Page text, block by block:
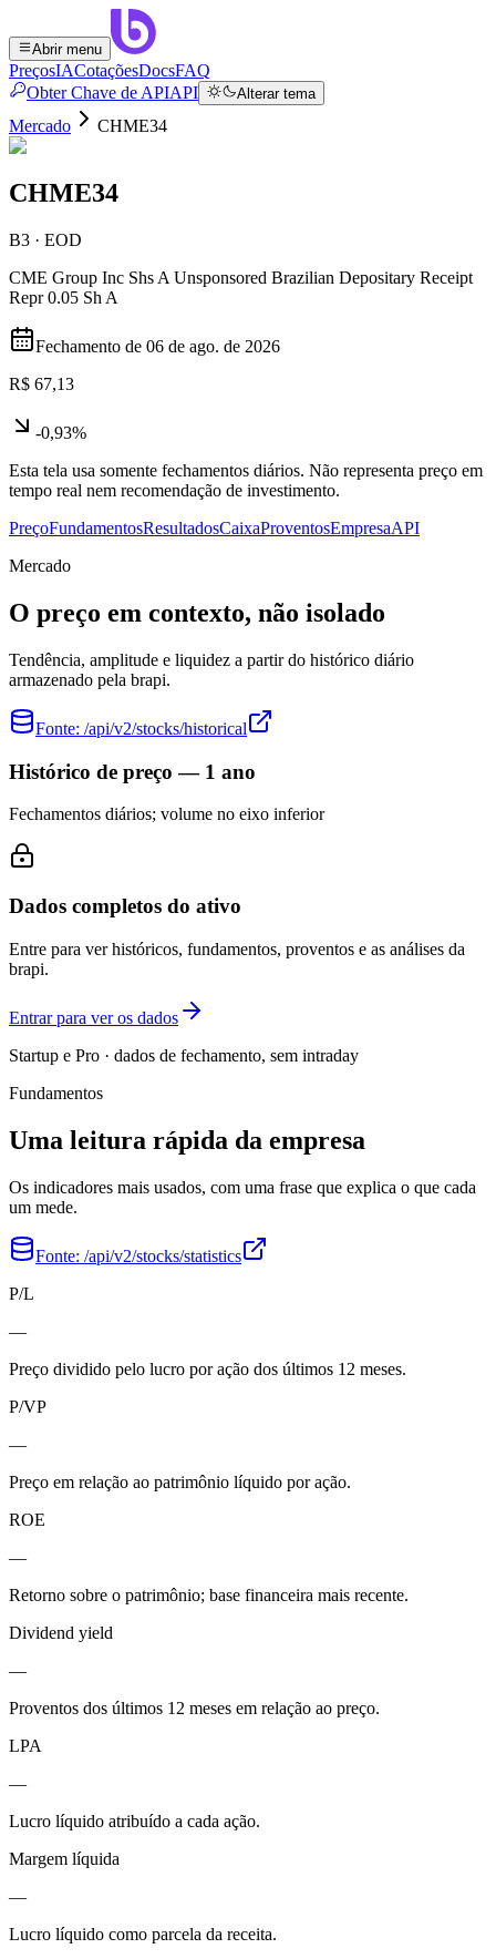
Abrir menu
PreçosIACotaçõesDocsFAQ
Obter Chave de APIAPI Alterar tema
Mercado CHME34
CHME34
B3 · EOD
CME Group Inc Shs A Unsponsored Brazilian Depositary Receipt
Repr 0.05 Sh A
Fechamento de 06 de ago. de 2026
R$ 67,13
-0,93%
Esta tela usa somente fechamentos diários. Não representa preço em
tempo real nem recomendação de investimento.
PreçoFundamentosResultadosCaixaProventosEmpresaAPI
Mercado
O preço em contexto, não isolado
Tendência, amplitude e liquidez a partir do histórico diário
armazenado pela brapi.
Fonte: /api/v2/stocks/historical
Histórico de preço — 1 ano
Fechamentos diários; volume no eixo inferior
Dados completos do ativo
Entre para ver históricos, fundamentos, proventos e as análises da
brapi.
Entrar para ver os dados
Startup e Pro · dados de fechamento, sem intraday
Fundamentos
Uma leitura rápida da empresa
Os indicadores mais usados, com uma frase que explica o que cada
um mede.
Fonte: /api/v2/stocks/statistics
P/L
—
Preço dividido pelo lucro por ação dos últimos 12 meses.
P/VP
—
Preço em relação ao patrimônio líquido por ação.
ROE
—
Retorno sobre o patrimônio; base financeira mais recente.
Dividend yield
—
Proventos dos últimos 12 meses em relação ao preço.
LPA
—
Lucro líquido atribuído a cada ação.
Margem líquida
—
Lucro líquido como parcela da receita.